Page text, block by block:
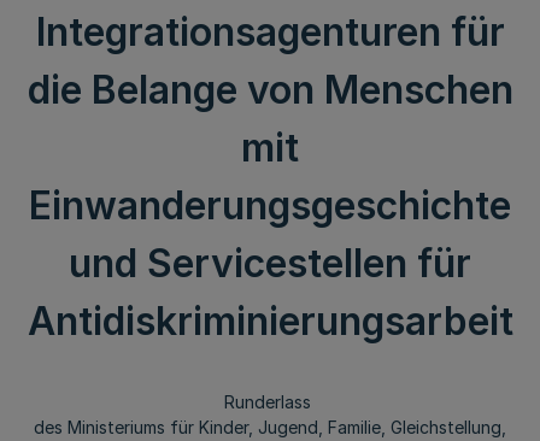
Integrationsagenturen für
die Belange von Menschen
mit
Einwanderungsgeschichte
und Servicestellen für
Antidiskriminierungsarbeit
Runderlass
des Ministeriums für Kinder, Jugend, Familie, Gleichstellung,